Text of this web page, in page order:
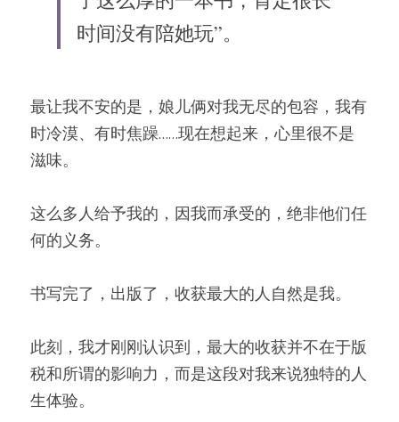
时间没有陪她玩”。
最让我不安的是，娘儿俩对我无尽的包容，我有
时冷漠、有时焦躁……现在想起来，心里很不是
滋味。
这么多人给予我的，因我而承受的，绝非他们任
何的义务。
书写完了，出版了，收获最大的人自然是我。
此刻，我才刚刚认识到，最大的收获并不在于版
税和所谓的影响力，而是这段对我来说独特的人
生体验。